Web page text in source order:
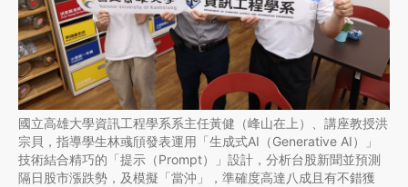
國立高雄大學資訊工程學系系主任黃健（峰山在上）、講座教授洪
宗貝，指導學生林彧頎發表運用「生成式AI（Generative AI）」
技術結合精巧的「提示（Prompt）」設計，分析台股新聞並預測
隔日股市漲跌勢，及模擬「當沖」，準確度高達八成且有不錯獲